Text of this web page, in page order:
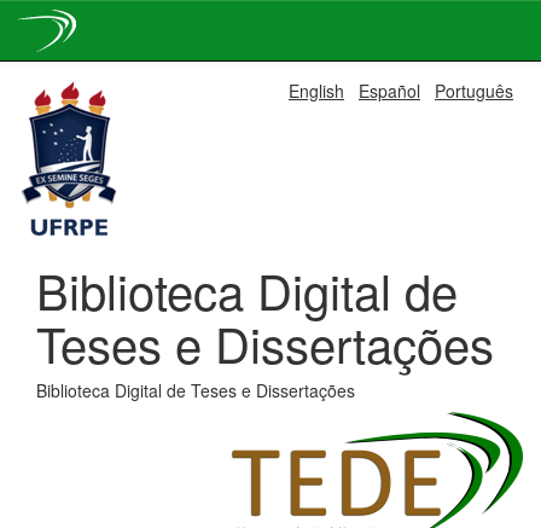
navigation
English Español Português
Biblioteca Digital de
Teses e Dissertações
Biblioteca Digital de Teses e Dissertações